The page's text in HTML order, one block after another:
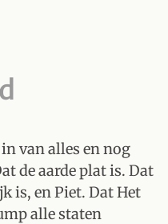
van alles en nog
de aarde plat is. Dat
is, en Piet. Dat Het
alle staten